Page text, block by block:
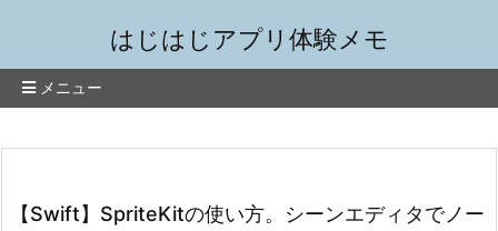
はじはじアプリ体験メモ
メニュー
【Swift】SpriteKitの使い方。シーンエディタでノー